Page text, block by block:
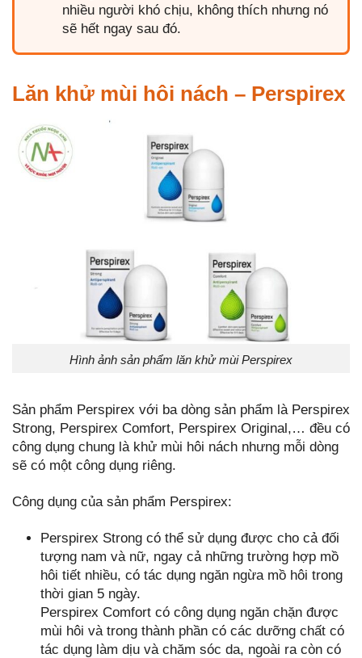
nhiều người khó chịu, không thích nhưng nó
sẽ hết ngay sau đó.
Lăn khử mùi hôi nách – Perspirex
Hình ảnh sản phẩm lăn khử mùi Perspirex
Sản phẩm Perspirex với ba dòng sản phẩm là Perspirex
Strong, Perspirex Comfort, Perspirex Original,… đều có
công dụng chung là khử mùi hôi nách nhưng mỗi dòng
sẽ có một công dụng riêng.
Công dụng của sản phẩm Perspirex:
Perspirex Strong có thể sử dụng được cho cả đối
tượng nam và nữ, ngay cả những trường hợp mồ
hôi tiết nhiều, có tác dụng ngăn ngừa mồ hôi trong
thời gian 5 ngày.
Perspirex Comfort có công dụng ngăn chặn được
mùi hôi và trong thành phần có các dưỡng chất có
tác dụng làm dịu và chăm sóc da, ngoài ra còn có